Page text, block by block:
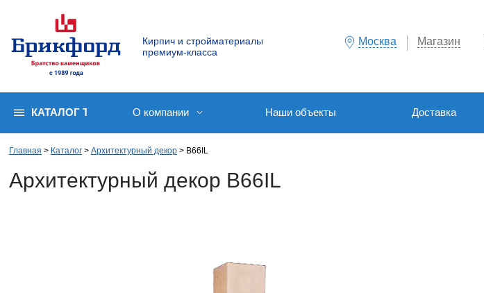
Кирпич и стройматериалы
премиум-класса
Москва Магазин
КАТАЛОГ ТОВАРОВО компании Наши объекты Доставка
Главная Каталог Архитектурный декор B66IL
Архитектурный декор B66IL